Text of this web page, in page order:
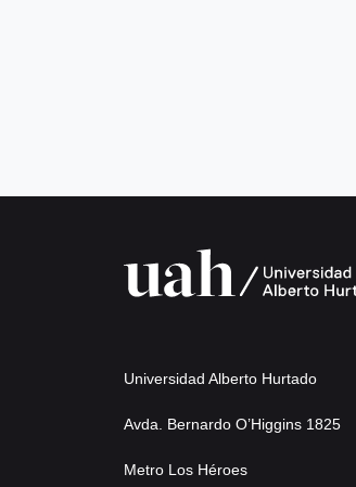
Universidad Alberto Hurtado
Avda. Bernardo O’Higgins 1825
Metro Los Héroes